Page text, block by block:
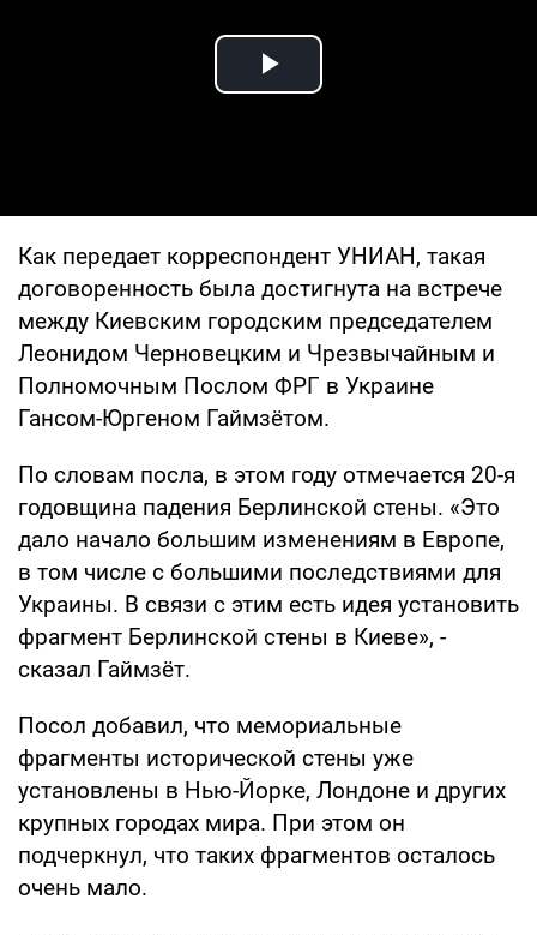
Play Video
Как передает корреспондент УНИАН, такая
договоренность была достигнута на встрече
между Киевским городским председателем
Леонидом Черновецким и Чрезвычайным и
Полномочным Послом ФРГ в Украине
Гансом-Юргеном Гаймзётом.
По словам посла, в этом году отмечается 20-я
годовщина падения Берлинской стены. «Это
дало начало большим изменениям в Европе,
в том числе с большими последствиями для
Украины. В связи с этим есть идея установить
фрагмент Берлинской стены в Киеве», -
сказал Гаймзёт.
Посол добавил, что мемориальные
фрагменты исторической стены уже
установлены в Нью-Йорке, Лондоне и других
крупных городах мира. При этом он
подчеркнул, что таких фрагментов осталось
очень мало.